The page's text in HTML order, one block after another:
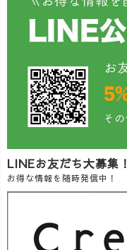
LINEお友だち大募集！
お得な情報を随時発信中！